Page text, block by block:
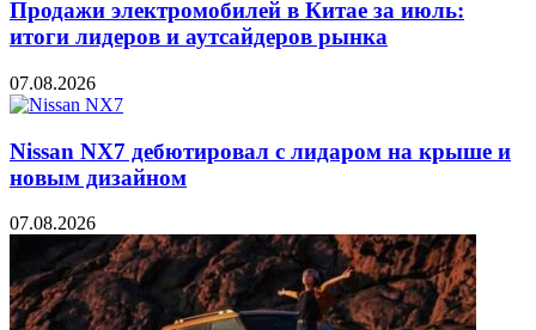
Продажи электромобилей в Китае за июль:
итоги лидеров и аутсайдеров рынка
07.08.2026
Nissan NX7 дебютировал с лидаром на крыше и
новым дизайном
07.08.2026